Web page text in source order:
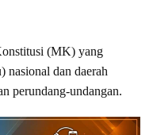
(MK) yang
nasional dan daerah
perundang-undangan.